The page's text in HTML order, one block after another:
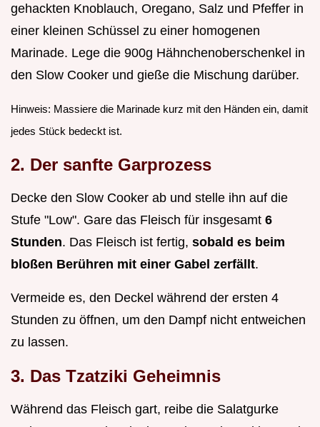
gehackten Knoblauch, Oregano, Salz und Pfeffer in
einer kleinen Schüssel zu einer homogenen
Marinade. Lege die 900g Hähnchenoberschenkel in
den Slow Cooker und gieße die Mischung darüber.
Hinweis: Massiere die Marinade kurz mit den Händen ein, damit
jedes Stück bedeckt ist.
2. Der sanfte Garprozess
Decke den Slow Cooker ab und stelle ihn auf die
Stufe "Low". Gare das Fleisch für insgesamt 6
Stunden. Das Fleisch ist fertig, sobald es beim
bloßen Berühren mit einer Gabel zerfällt.
Vermeide es, den Deckel während der ersten 4
Stunden zu öffnen, um den Dampf nicht entweichen
zu lassen.
3. Das Tzatziki Geheimnis
Während das Fleisch gart, reibe die Salatgurke